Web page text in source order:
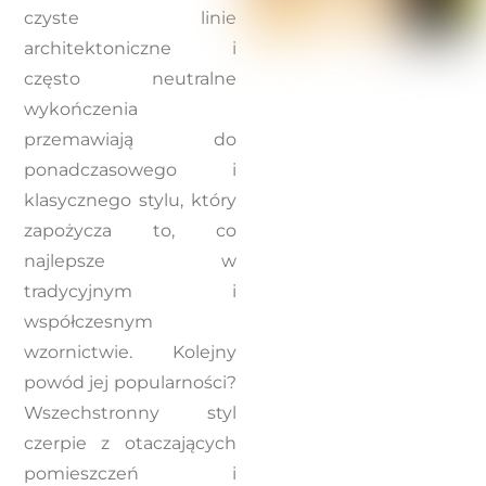
czyste linie
architektoniczne i
często neutralne
wykończenia
przemawiają do
ponadczasowego i
klasycznego stylu, który
zapożycza to, co
najlepsze w
tradycyjnym i
współczesnym
wzornictwie. Kolejny
powód jej popularności?
Wszechstronny styl
czerpie z otaczających
pomieszczeń i